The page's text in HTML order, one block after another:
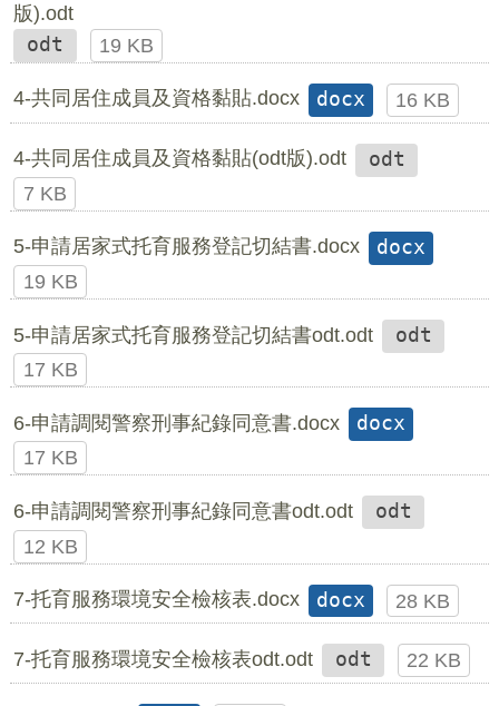
版).odt
odt
19 KB
4-共同居住成員及資格黏貼.docx docx 16 KB
4-共同居住成員及資格黏貼(odt版).odt
odt
7 KB
5-申請居家式托育服務登記切結書.docx
docx
19 KB
5-申請居家式托育服務登記切結書odt.odt
odt
17 KB
6-申請調閱警察刑事紀錄同意書.docx
docx
17 KB
6-申請調閱警察刑事紀錄同意書odt.odt
odt
12 KB
7-托育服務環境安全檢核表.docx docx 28 KB
7-托育服務環境安全檢核表odt.odt odt 22 KB